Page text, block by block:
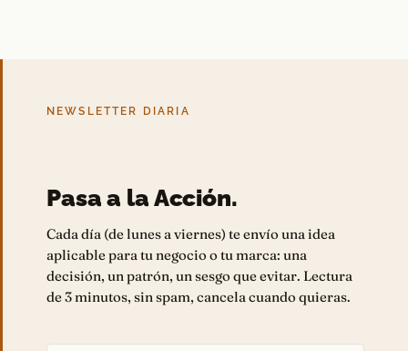
NEWSLETTER DIARIA
Pasa a la Acción.
Cada día (de lunes a viernes) te envío una idea
aplicable para tu negocio o tu marca: una
decisión, un patrón, un sesgo que evitar. Lectura
de 3 minutos, sin spam, cancela cuando quieras.